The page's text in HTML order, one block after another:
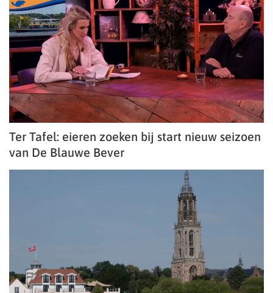
Ter Tafel: eieren zoeken bij start nieuw seizoen
van De Blauwe Bever